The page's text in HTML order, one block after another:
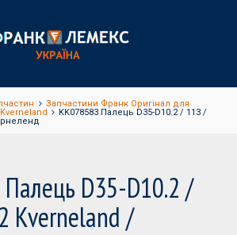
Запчастини Франк Оригінал для
KK078583 Палець D35-D10.2 / 113 /
D35-D10.2 /
Kverneland /